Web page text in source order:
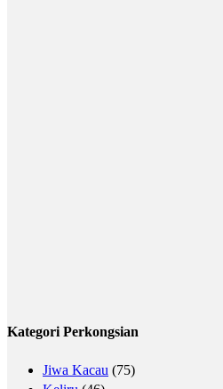
Kategori Perkongsian
Jiwa Kacau (75)